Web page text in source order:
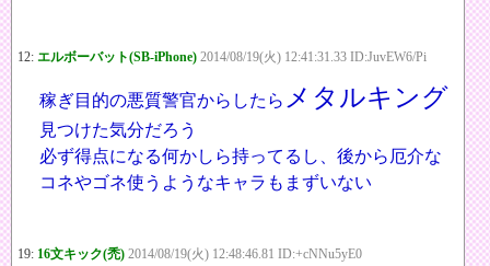
12: エルボーバット(SB-iPhone) 2014/08/19(火) 12:41:31.33 ID:JuvEW6/Pi
稼ぎ目的の悪質警官からしたら メタルキング
見つけた気分だろう
必ず得点になる何かしら持ってるし、後から厄介な
コネやゴネ使うようなキャラもまずいない
19: 16文キック(禿) 2014/08/19(火) 12:48:46.81 ID:+cNNu5yE0